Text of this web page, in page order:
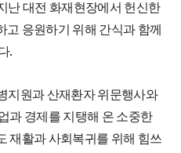
난 대전 화재현장에서 헌신한
응원하기 위해 간식과 함께
.
지원과 산재환자 위문행사와
과 경제를 지탱해 온 소중한
재활과 사회복귀를 위해 힘쓰